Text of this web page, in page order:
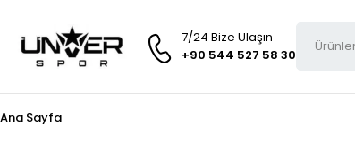
7/24 Bize Ulaşın
+90 544 527 58 30
Ana Sayfa